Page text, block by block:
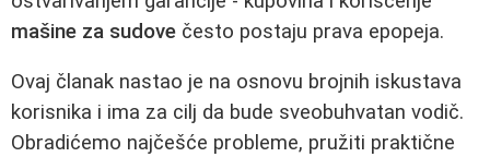
mašine za sudove često postaju prava epopeja.
Ovaj članak nastao je na osnovu brojnih iskustava
korisnika i ima za cilj da bude sveobuhvatan vodič.
Obradićemo najčešće probleme, pružiti praktične